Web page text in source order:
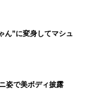
ん”に変身してマシュ
姿で美ボディ披露